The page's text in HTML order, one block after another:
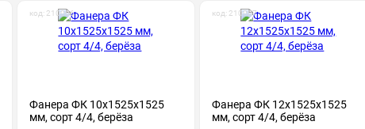
код: 210006
Фанера ФК 10х1525х1525
мм, сорт 4/4, берёза
код: 210007
Фанера ФК 12х1525х1525
мм, сорт 4/4, берёза